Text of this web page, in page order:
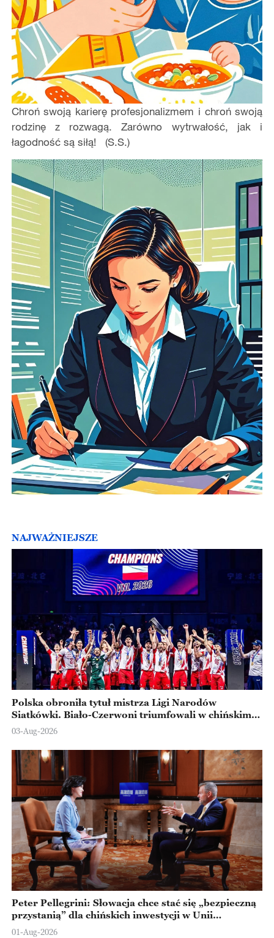
Chroń swoją karierę profesjonalizmem i chroń swoją
rodzinę z rozwagą. Zarówno wytrwałość, jak i
łagodność są siłą!(S.S.)
NAJWAŻNIEJSZE
Polska obroniła tytuł mistrza Ligi Narodów
Siatkówki. Biało-Czerwoni triumfowali w chińskim
Ningbo
03-Aug-2026
Peter Pellegrini: Słowacja chce stać się „bezpieczną
przystanią” dla chińskich inwestycji w Unii
Europejskiej
01-Aug-2026